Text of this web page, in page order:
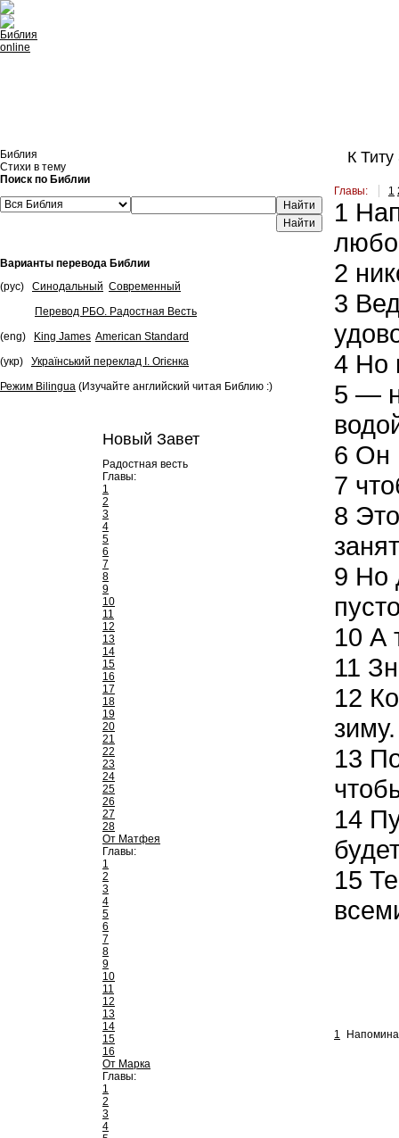
Библия
Стихи в тему
Поиск по Библии
Найти
Варианты перевода Библии
(рус)
Синодальный Современный
Перевод РБО. Радостная Весть
(eng)
King James American Standard
(укр)
Український переклад І. Огієнка
Режим Bilingua (Изучайте английский читая Библию :)
Новый Завет
Радостная весть
Главы:
1
2
3
4
5
6
7
8
9
10
11
12
13
14
15
16
17
18
19
20
21
22
23
24
25
26
27
28
От Матфея
Главы:
1
2
3
4
5
6
7
8
9
10
11
12
13
14
15
16
От Марка
Главы:
1
2
3
4
К Титу
Главы: 1
1
2
3
4 Но
5 —
6 Он
7
8
9 Но
10 А
11
12
зиму.
13
14
15
1